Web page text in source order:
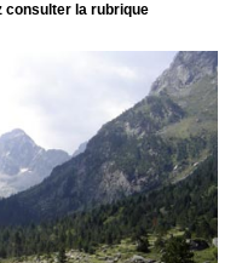
consulter la rubrique